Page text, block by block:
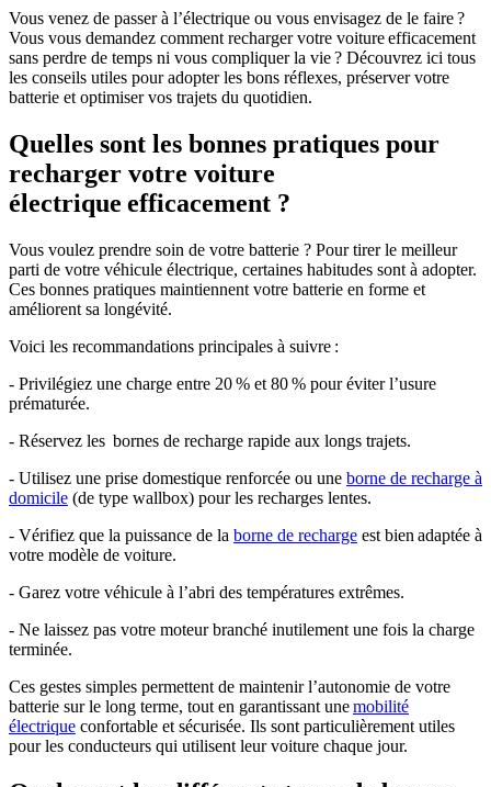
Vous venez de passer à l’électrique ou vous envisagez de le faire ?
Vous vous demandez comment recharger votre voiture efficacement
sans perdre de temps ni vous compliquer la vie ? Découvrez ici tous
les conseils utiles pour adopter les bons réflexes, préserver votre
batterie et optimiser vos trajets du quotidien.
Quelles sont les bonnes pratiques pour
recharger votre voiture
électrique efficacement ?
Vous voulez prendre soin de votre batterie ? Pour tirer le meilleur
parti de votre véhicule électrique, certaines habitudes sont à adopter.
Ces bonnes pratiques maintiennent votre batterie en forme et
améliorent sa longévité.
Voici les recommandations principales à suivre :
- Privilégiez une charge entre 20 % et 80 % pour éviter l’usure
prématurée.
- Réservez les bornes de recharge rapide aux longs trajets.
- Utilisez une prise domestique renforcée ou une borne de recharge à
domicile (de type wallbox) pour les recharges lentes.
- Vérifiez que la puissance de la borne de recharge est bien adaptée à
votre modèle de voiture.
- Garez votre véhicule à l’abri des températures extrêmes.
- Ne laissez pas votre moteur branché inutilement une fois la charge
terminée.
Ces gestes simples permettent de maintenir l’autonomie de votre
batterie sur le long terme, tout en garantissant unemobilité
électrique confortable et sécurisée. Ils sont particulièrement utiles
pour les conducteurs qui utilisent leur voiture chaque jour.